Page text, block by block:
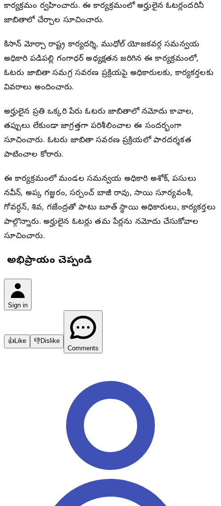
కార్యక్రమం నిర్వహించారు. ఈ కార్యక్రమంలో అర్హులైన ఓటర్లందరినీ
జాబితాలో చేర్చాలని సూచించారు.
కిసాన్ మోర్చా రాష్ట్ర కార్యదర్శి, ముధోల్ నియోజకవర్గ సమన్వయ
అధికారి పడిపల్లి గంగాధర్ అధ్యక్షతన జరిగిన ఈ కార్యక్రమంలో,
ఓటరు జాబితా సమగ్ర సవరణ ప్రక్రియపై అధికారులకు, కార్యకర్తలకు
వివరాలు అందించారు.
అర్హులైన ప్రతి ఒక్కరి పేరు ఓటరు జాబితాలో నమోదు కావాలని,
తప్పులు లేకుండా జాగ్రత్తగా పరిశీలించాలని ఈ సందర్భంగా
సూచించారు. ఓటరు జాబితా సవరణ ప్రక్రియలో పారదర్శకత
పాటించాలని కోరారు.
ఈ కార్యక్రమంలో మండల సమన్వయ అధికారి అశోక్, పసులు
నవీన్, అప్క గజ్జరం, సర్పంచ్ బాజీ రావు, సాయి సూర్యవంశీ,
గోవర్ధన్, శివ, గజేంద్రతో పాటు బూత్ స్థాయి అధికారులు, కార్యకర్తలు
పాల్గొన్నారు. అర్హులైన ఓటర్లు తమ పేర్లను నమోదు చేసుకోవాలని
సూచించారు.
మీ అభిప్రాయం చెప్పండి
Sign in
👍Like 👎Dislike
Comments